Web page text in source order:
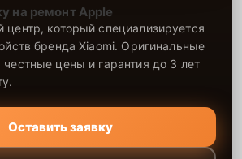
на ремонт Apple
который специализируется
бренда Xiaomi. Оригинальные
цены и гарантия до 3 лет
Оставить заявку